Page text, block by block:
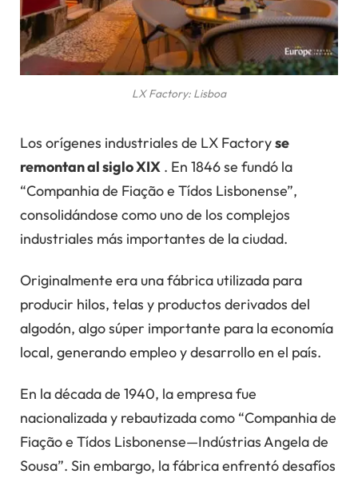
LX Factory: Lisboa
Los orígenes industriales de LX Factoryse
remontan al siglo XIX . En 1846 se fundó la
“Companhia de Fiação e Tídos Lisbonense”,
consolidándose como uno de los complejos
industriales más importantes de la ciudad.
Originalmente era una fábrica utilizada para
producir hilos, telas y productos derivados del
algodón, algo súper importante para la economía
local, generando empleo y desarrollo en el país.
En la década de 1940, la empresa fue
nacionalizada y rebautizada como “Companhia de
Fiação e Tídos Lisbonense—Indústrias Angela de
Sousa”. Sin embargo, la fábrica enfrentó desafíos